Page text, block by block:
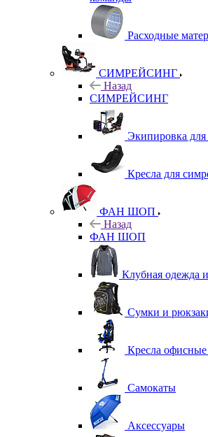
Расходные
СИМРЕЙСИНГ
Назад
СИМРЕЙСИНГ
Экипировка для
Кресла для
ФАН ШОП
Назад
ФАН ШОП
Клубная одежда
Сумки и
Кресла
Самокаты
Аксессуары